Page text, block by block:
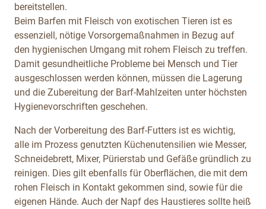
bereitstellen.
Beim Barfen mit Fleisch von exotischen Tieren ist es
essenziell, nötige Vorsorgemaßnahmen in Bezug auf
den hygienischen Umgang mit rohem Fleisch zu treffen.
Damit gesundheitliche Probleme bei Mensch und Tier
ausgeschlossen werden können, müssen die Lagerung
und die Zubereitung der Barf-Mahlzeiten unter höchsten
Hygienevorschriften geschehen.
Nach der Vorbereitung des Barf-Futters ist es wichtig,
alle im Prozess genutzten Küchenutensilien wie Messer,
Schneidebrett, Mixer, Pürierstab und Gefäße gründlich zu
reinigen. Dies gilt ebenfalls für Oberflächen, die mit dem
rohen Fleisch in Kontakt gekommen sind, sowie für die
eigenen Hände. Auch der Napf des Haustieres sollte heiß